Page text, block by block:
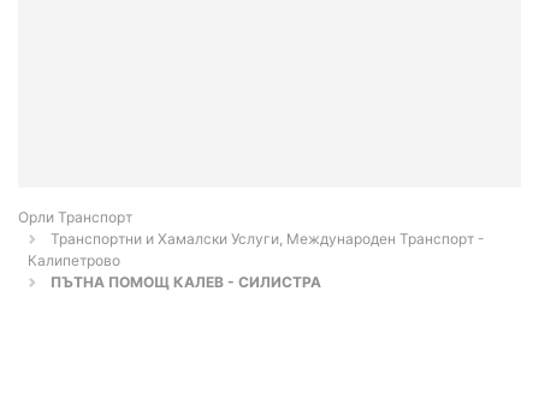
Орли Транспорт
Транспортни и Хамалски Услуги, Международен Транспорт -
Калипетрово
ПЪТНА ПОМОЩ КАЛЕВ - СИЛИСТРА